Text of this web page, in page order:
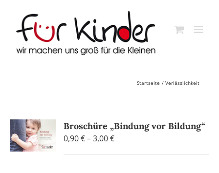
content
Startseite Verlässlichkeit
Broschüre „Bindung vor Bildung“
0,90€–3,00€Preisspanne: